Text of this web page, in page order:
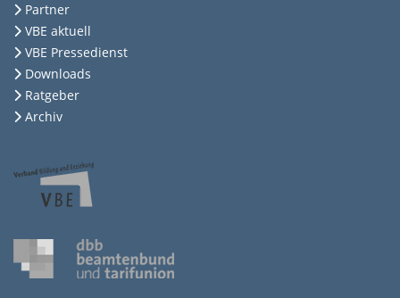
Partner
VBE aktuell
VBE Pressedienst
Downloads
Ratgeber
Archiv